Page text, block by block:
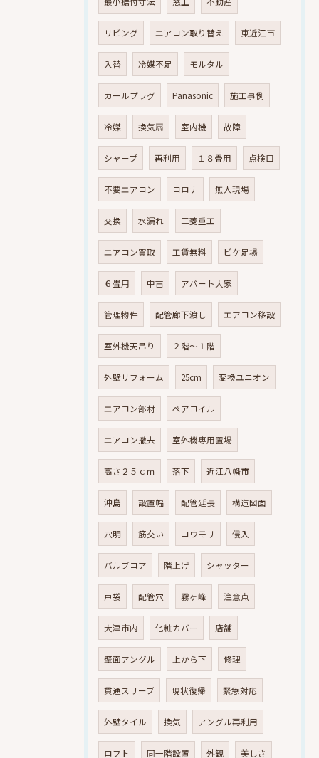
リビング エアコン取り替え 東近江市
入替 冷媒不足 モルタル
カールプラグ Panasonic 施工事例
冷媒 換気扇 室内機 故障
シャープ 再利用 １８畳用 点検口
不要エアコン コロナ 無人現場
交換 水漏れ 三菱重工
エアコン買取 工賃無料 ビケ足場
６畳用 中古 アパート大家
管理物件 配管廊下渡し エアコン移設
室外機天吊り ２階～１階
外壁リフォーム 25cm 変換ユニオン
エアコン部材 ペアコイル
エアコン撤去 室外機専用置場
高さ２５ｃｍ 落下 近江八幡市
沖島 設置幅 配管延長 構造図面
穴明 筋交い コウモリ 侵入
バルブコア 階上げ シャッター
戸袋 配管穴 霧ヶ峰 注意点
大津市内 化粧カバー 店舗
壁面アングル 上から下 修理
貫通スリーブ 現状復帰 緊急対応
外壁タイル 換気 アングル再利用
ロフト 同一階設置 外観 美しさ